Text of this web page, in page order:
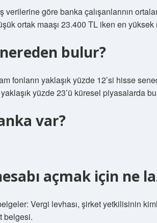
verilerine göre banka çalışanlarının
ortak maaşı 23.400 TL iken en yüksek
bulur?
fonların yaklaşık yüzde 12’si hisse
yüzde 23’ü küresel piyasalarda
var?
açmak için ne
Vergi levhası, şirket yetkilisinin
belgesi.